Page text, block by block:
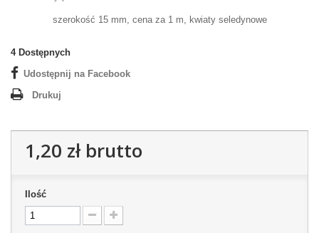
szerokość 15 mm, cena za 1 m, kwiaty seledynowe
4 Dostępnych
Udostępnij na Facebook
Drukuj
1,20 złbrutto
Ilość